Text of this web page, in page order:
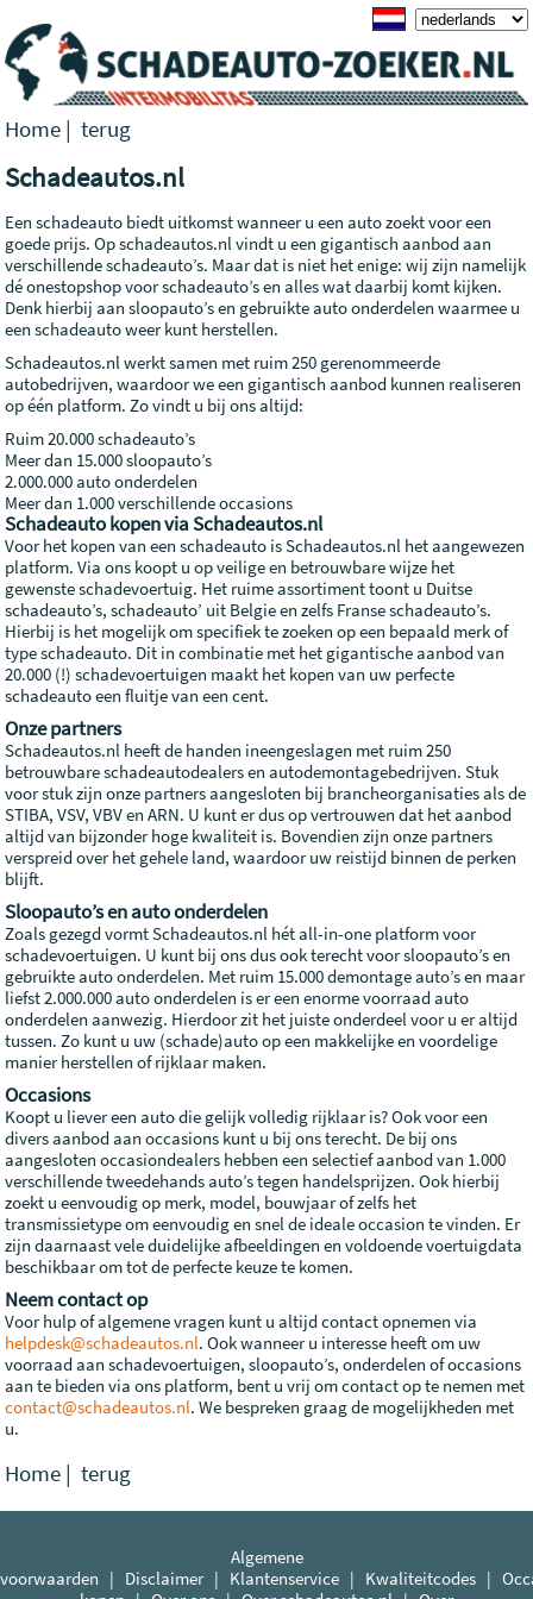
Home |terug
Schadeautos.nl
Een schadeauto biedt uitkomst wanneer u een auto zoekt voor een
goede prijs. Op schadeautos.nl vindt u een gigantisch aanbod aan
verschillende schadeauto’s. Maar dat is niet het enige: wij zijn namelijk
dé onestopshop voor schadeauto’s en alles wat daarbij komt kijken.
Denk hierbij aan sloopauto’s en gebruikte auto onderdelen waarmee u
een schadeauto weer kunt herstellen.
Schadeautos.nl werkt samen met ruim 250 gerenommeerde
autobedrijven, waardoor we een gigantisch aanbod kunnen realiseren
op één platform. Zo vindt u bij ons altijd:
Ruim 20.000 schadeauto’s
Meer dan 15.000 sloopauto’s
2.000.000 auto onderdelen
Meer dan 1.000 verschillende occasions
Schadeauto kopen via Schadeautos.nl
Voor het kopen van een schadeauto is Schadeautos.nl het aangewezen
platform. Via ons koopt u op veilige en betrouwbare wijze het
gewenste schadevoertuig. Het ruime assortiment toont u Duitse
schadeauto’s, schadeauto’ uit Belgie en zelfs Franse schadeauto’s.
Hierbij is het mogelijk om specifiek te zoeken op een bepaald merk of
type schadeauto. Dit in combinatie met het gigantische aanbod van
20.000 (!) schadevoertuigen maakt het kopen van uw perfecte
schadeauto een fluitje van een cent.
Onze partners
Schadeautos.nl heeft de handen ineengeslagen met ruim 250
betrouwbare schadeautodealers en autodemontagebedrijven. Stuk
voor stuk zijn onze partners aangesloten bij brancheorganisaties als de
STIBA, VSV, VBV en ARN. U kunt er dus op vertrouwen dat het aanbod
altijd van bijzonder hoge kwaliteit is. Bovendien zijn onze partners
verspreid over het gehele land, waardoor uw reistijd binnen de perken
blijft.
Sloopauto’s en auto onderdelen
Zoals gezegd vormt Schadeautos.nl hét all-in-one platform voor
schadevoertuigen. U kunt bij ons dus ook terecht voor sloopauto’s en
gebruikte auto onderdelen. Met ruim 15.000 demontage auto’s en maar
liefst 2.000.000 auto onderdelen is er een enorme voorraad auto
onderdelen aanwezig. Hierdoor zit het juiste onderdeel voor u er altijd
tussen. Zo kunt u uw (schade)auto op een makkelijke en voordelige
manier herstellen of rijklaar maken.
Occasions
Koopt u liever een auto die gelijk volledig rijklaar is? Ook voor een
divers aanbod aan occasions kunt u bij ons terecht. De bij ons
aangesloten occasiondealers hebben een selectief aanbod van 1.000
verschillende tweedehands auto’s tegen handelsprijzen. Ook hierbij
zoekt u eenvoudig op merk, model, bouwjaar of zelfs het
transmissietype om eenvoudig en snel de ideale occasion te vinden. Er
zijn daarnaast vele duidelijke afbeeldingen en voldoende voertuigdata
beschikbaar om tot de perfecte keuze te komen.
Neem contact op
Voor hulp of algemene vragen kunt u altijd contact opnemen via
helpdesk@schadeautos.nl. Ook wanneer u interesse heeft om uw
voorraad aan schadevoertuigen, sloopauto’s, onderdelen of occasions
aan te bieden via ons platform, bent u vrij om contact op te nemen met
contact@schadeautos.nl. We bespreken graag de mogelijkheden met
u.
Home |terug
Algemene
voorwaarden | Disclaimer| Klantenservice | Kwaliteitcodes |